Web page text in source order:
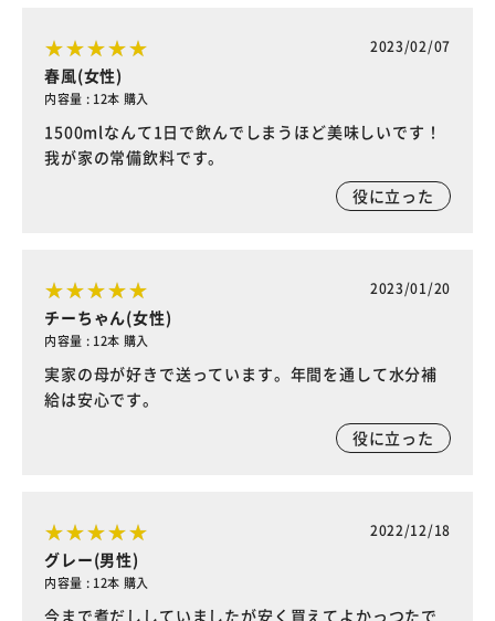
2023/02/07
春風(女性)
内容量 : 12本 購入
1500mlなんて1日で飲んでしまうほど美味しいです！
我が家の常備飲料です。
役に立った
2023/01/20
チーちゃん(女性)
内容量 : 12本 購入
実家の母が好きで送っています。年間を通して水分補
給は安心です。
役に立った
2022/12/18
グレー(男性)
内容量 : 12本 購入
今まで煮だししていましたが安く買えてよかっつたで